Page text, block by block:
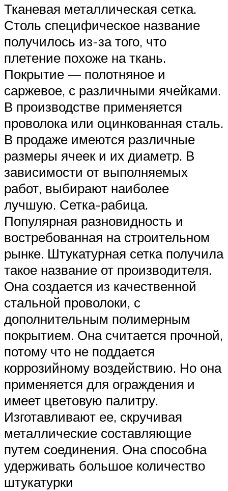
Тканевая металлическая сетка.
Столь специфическое название
получилось из-за того, что
плетение похоже на ткань.
Покрытие — полотняное и
саржевое, с различными ячейками.
В производстве применяется
проволока или оцинкованная сталь.
В продаже имеются различные
размеры ячеек и их диаметр. В
зависимости от выполняемых
работ, выбирают наиболее
лучшую. Сетка-рабица.
Популярная разновидность и
востребованная на строительном
рынке. Штукатурная сетка получила
такое название от производителя.
Она создается из качественной
стальной проволоки, с
дополнительным полимерным
покрытием. Она считается прочной,
потому что не поддается
коррозийному воздействию. Но она
применяется для ограждения и
имеет цветовую палитру.
Изготавливают ее, скручивая
металлические составляющие
путем соединения. Она способна
удерживать большое количество
штукатурки